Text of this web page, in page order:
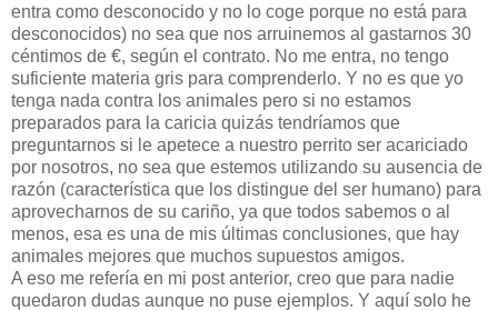
entra como desconocido y no lo coge porque no está para
desconocidos) no sea que nos arruinemos al gastarnos 30
céntimos de €, según el contrato. No me entra, no tengo
suficiente materia gris para comprenderlo. Y no es que yo
tenga nada contra los animales pero si no estamos
preparados para la caricia quizás tendríamos que
preguntarnos si le apetece a nuestro perrito ser acariciado
por nosotros, no sea que estemos utilizando su ausencia de
razón (característica que los distingue del ser humano) para
aprovecharnos de su cariño, ya que todos sabemos o al
menos, esa es una de mis últimas conclusiones, que hay
animales mejores que muchos supuestos amigos.
A eso me refería en mi post anterior, creo que para nadie
quedaron dudas aunque no puse ejemplos. Y aquí solo he